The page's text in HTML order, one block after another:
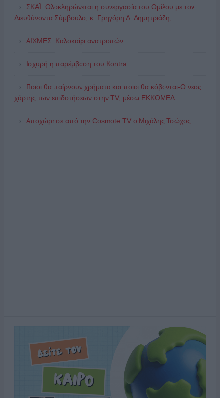
ΣΚΑΪ: Ολοκληρώνεται η συνεργασία του Ομίλου με τον
Διευθύνοντα Σύμβουλο, κ. Γρηγόρη Δ. Δημητριάδη,
ΑΙΧΜΕΣ: Καλοκαίρι ανατροπών
Ισχυρή η παρέμβαση του Kontra
Ποιοι θα παίρνουν χρήματα και ποιοι θα κόβονται-Ο νέος
χάρτης των επιδοτήσεων στην TV, μέσω ΕΚΚΟΜΕΔ
Αποχώρησε από την Cosmote TV o Μιχάλης Τσώχος